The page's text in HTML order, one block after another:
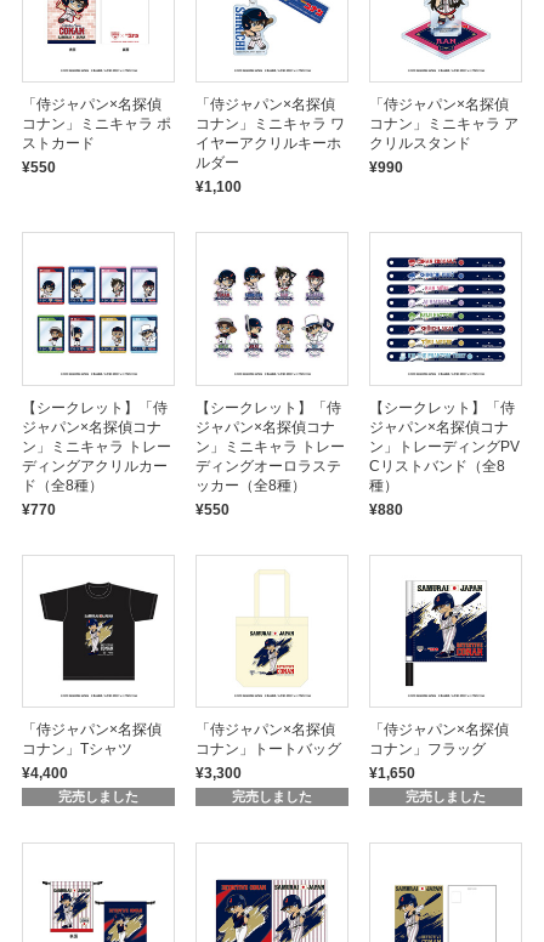
「侍ジャパン×名探偵
コナン」ミニキャラ ポ
ストカード
¥550
「侍ジャパン×名探偵
コナン」ミニキャラ ワ
イヤーアクリルキーホ
ルダー
¥1,100
「侍ジャパン×名探偵
コナン」ミニキャラ ア
クリルスタンド
¥990
【シークレット】「侍
ジャパン×名探偵コナ
ン」ミニキャラ トレー
ディングアクリルカー
ド（全8種）
¥770
【シークレット】「侍
ジャパン×名探偵コナ
ン」ミニキャラ トレー
ディングオーロラステ
ッカー（全8種）
¥550
【シークレット】「侍
ジャパン×名探偵コナ
ン」トレーディングPV
Cリストバンド（全8
種）
¥880
「侍ジャパン×名探偵
コナン」Tシャツ
¥4,400
完売しました
「侍ジャパン×名探偵
コナン」トートバッグ
¥3,300
完売しました
「侍ジャパン×名探偵
コナン」フラッグ
¥1,650
完売しました